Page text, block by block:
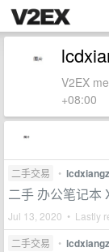
V2EX
+08:00
二手交易 •
二手 办公笔记本
Jul 13, 2020 • Lastly
二手交易 •